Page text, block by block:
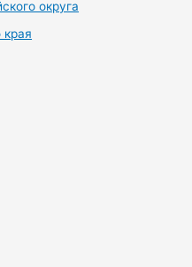
округа
края